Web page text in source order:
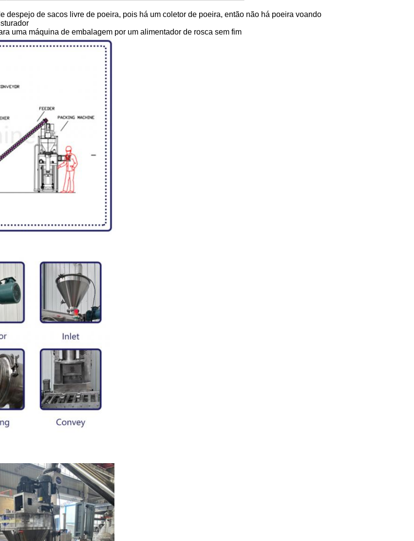
despejo de sacos livre de poeira, pois há um coletor de poeira, então não há poeira voando
uma máquina de embalagem por um alimentador de rosca sem fim